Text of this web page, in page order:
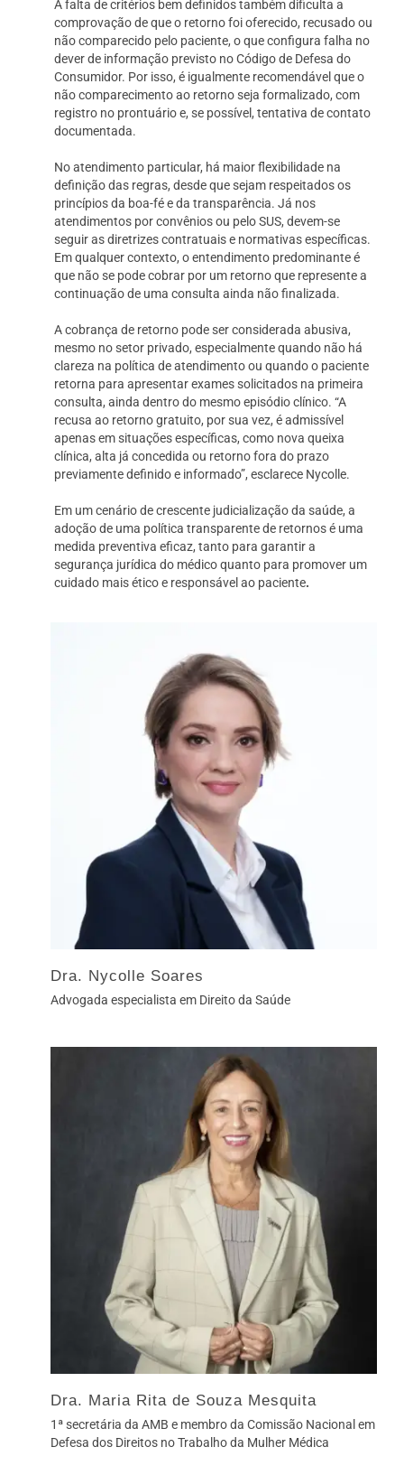
A falta de critérios bem definidos também dificulta a
comprovação de que o retorno foi oferecido, recusado ou
não comparecido pelo paciente, o que configura falha no
dever de informação previsto no Código de Defesa do
Consumidor. Por isso, é igualmente recomendável que o
não comparecimento ao retorno seja formalizado, com
registro no prontuário e, se possível, tentativa de contato
documentada.
No atendimento particular, há maior flexibilidade na
definição das regras, desde que sejam respeitados os
princípios da boa-fé e da transparência. Já nos
atendimentos por convênios ou pelo SUS, devem-se
seguir as diretrizes contratuais e normativas específicas.
Em qualquer contexto, o entendimento predominante é
que não se pode cobrar por um retorno que represente a
continuação de uma consulta ainda não finalizada.
A cobrança de retorno pode ser considerada abusiva,
mesmo no setor privado, especialmente quando não há
clareza na política de atendimento ou quando o paciente
retorna para apresentar exames solicitados na primeira
consulta, ainda dentro do mesmo episódio clínico. “A
recusa ao retorno gratuito, por sua vez, é admissível
apenas em situações específicas, como nova queixa
clínica, alta já concedida ou retorno fora do prazo
previamente definido e informado”, esclarece Nycolle.
Em um cenário de crescente judicialização da saúde, a
adoção de uma política transparente de retornos é uma
medida preventiva eficaz, tanto para garantir a
segurança jurídica do médico quanto para promover um
cuidado mais ético e responsável ao paciente.
Dra. Nycolle Soares
Advogada especialista em Direito da Saúde
Dra. Maria Rita de Souza Mesquita
1ª secretária da AMB e membro da Comissão Nacional em
Defesa dos Direitos no Trabalho da Mulher Médica